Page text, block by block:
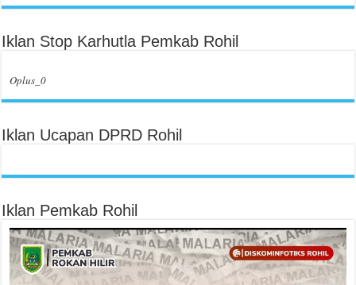
Iklan Stop Karhutla Pemkab Rohil
Oplus_0
Iklan Ucapan DPRD Rohil
Iklan Pemkab Rohil